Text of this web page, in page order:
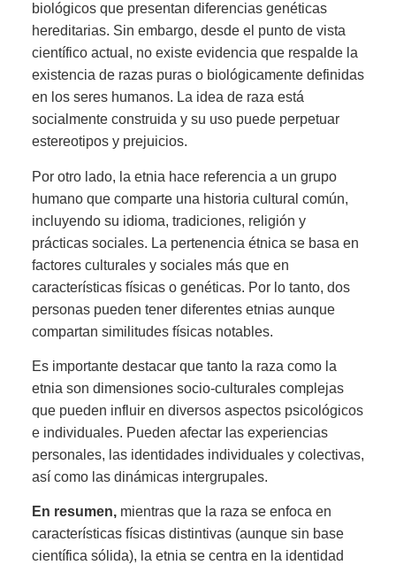
biológicos que presentan diferencias genéticas
hereditarias. Sin embargo, desde el punto de vista
científico actual, no existe evidencia que respalde la
existencia de razas puras o biológicamente definidas
en los seres humanos. La idea de raza está
socialmente construida y su uso puede perpetuar
estereotipos y prejuicios.
Por otro lado, la etnia hace referencia a un grupo
humano que comparte una historia cultural común,
incluyendo su idioma, tradiciones, religión y
prácticas sociales. La pertenencia étnica se basa en
factores culturales y sociales más que en
características físicas o genéticas. Por lo tanto, dos
personas pueden tener diferentes etnias aunque
compartan similitudes físicas notables.
Es importante destacar que tanto la raza como la
etnia son dimensiones socio-culturales complejas
que pueden influir en diversos aspectos psicológicos
e individuales. Pueden afectar las experiencias
personales, las identidades individuales y colectivas,
así como las dinámicas intergrupales.
En resumen,mientras que la raza se enfoca en
características físicas distintivas (aunque sin base
científica sólida), la etnia se centra en la identidad